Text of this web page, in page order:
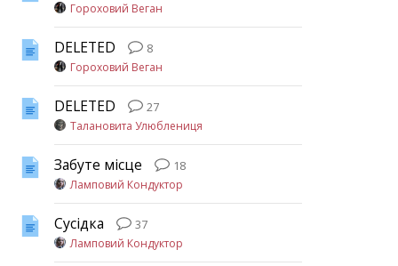
Гороховий Веган
DELETED
8
Гороховий Веган
DELETED
27
Талановита Улюблениця
Забуте місце
18
Ламповий Кондуктор
Сусідка
37
Ламповий Кондуктор